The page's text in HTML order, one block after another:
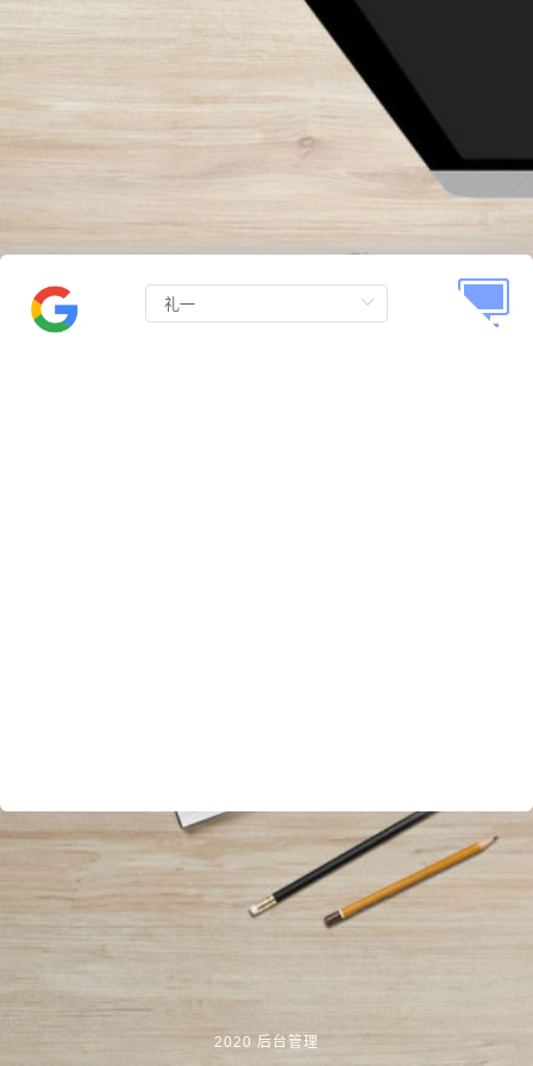
2020 后台管理